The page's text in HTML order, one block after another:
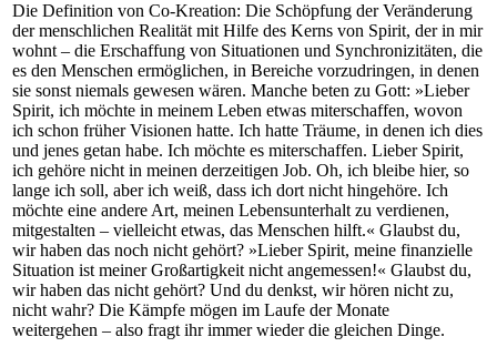
Die Definition von Co-Kreation: Die Schöpfung der Veränderung
der menschlichen Realität mit Hilfe des Kerns von Spirit, der in mir
wohnt – die Erschaffung von Situationen und Synchronizitäten, die
es den Menschen ermöglichen, in Bereiche vorzudringen, in denen
sie sonst niemals gewesen wären. Manche beten zu Gott: »Lieber
Spirit, ich möchte in meinem Leben etwas miterschaffen, wovon
ich schon früher Visionen hatte. Ich hatte Träume, in denen ich dies
und jenes getan habe. Ich möchte es miterschaffen. Lieber Spirit,
ich gehöre nicht in meinen derzeitigen Job. Oh, ich bleibe hier, so
lange ich soll, aber ich weiß, dass ich dort nicht hingehöre. Ich
möchte eine andere Art, meinen Lebensunterhalt zu verdienen,
mitgestalten – vielleicht etwas, das Menschen hilft.« Glaubst du,
wir haben das noch nicht gehört? »Lieber Spirit, meine finanzielle
Situation ist meiner Großartigkeit nicht angemessen!« Glaubst du,
wir haben das nicht gehört? Und du denkst, wir hören nicht zu,
nicht wahr? Die Kämpfe mögen im Laufe der Monate
weitergehen – also fragt ihr immer wieder die gleichen Dinge.